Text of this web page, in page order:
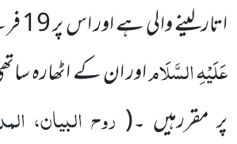
اتارلینے والی ہے اور اس پر19
عَلَیْہِ السَّلَاماور ان کے اٹھارہ
پر مقررہیں ۔( روح البیان،